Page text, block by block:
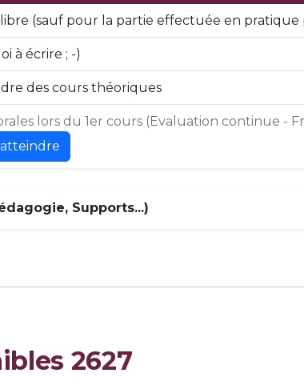
(sauf pour la partie effectuée en pratique
à écrire ; -)
des cours théoriques
lors du 1er cours (Evaluation continue -
atteindre
Supports...)
2627